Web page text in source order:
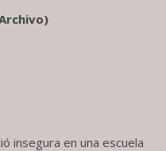
insegura en una escuela